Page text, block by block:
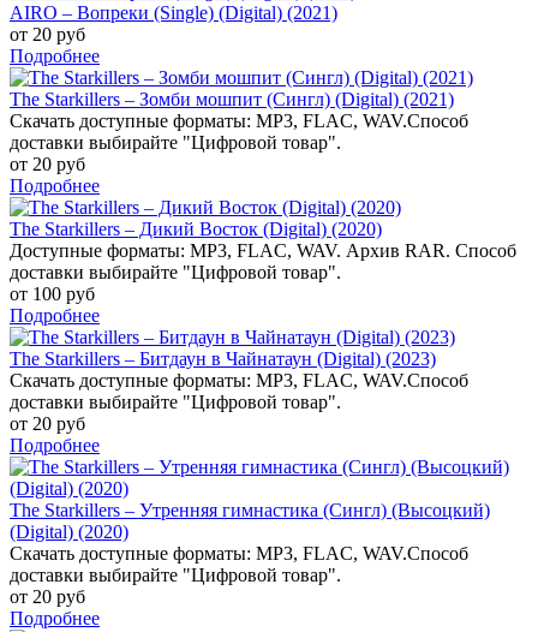
AIRO – Вопреки (Single) (Digital) (2021)
от 20 руб
Подробнее
The Starkillers – Зомби мошпит (Сингл) (Digital) (2021)
Скачать доступные форматы: MP3, FLAC, WAV.Способ
доставки выбирайте "Цифровой товар".
от 20 руб
Подробнее
The Starkillers – Дикий Восток (Digital) (2020)
Доступные форматы: MP3, FLAC, WAV. Архив RAR. Способ
доставки выбирайте "Цифровой товар".
от 100 руб
Подробнее
The Starkillers – Битдаун в Чайнатаун (Digital) (2023)
Скачать доступные форматы: MP3, FLAC, WAV.Способ
доставки выбирайте "Цифровой товар".
от 20 руб
Подробнее
The Starkillers – Утренняя гимнастика (Сингл) (Высоцкий)
(Digital) (2020)
Скачать доступные форматы: MP3, FLAC, WAV.Способ
доставки выбирайте "Цифровой товар".
от 20 руб
Подробнее